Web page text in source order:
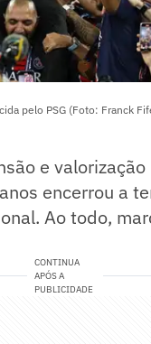
pelo PSG (Foto: Franck
e
encerrou a
Ao todo,
CONTINUA
APÓS A
PUBLICIDADE